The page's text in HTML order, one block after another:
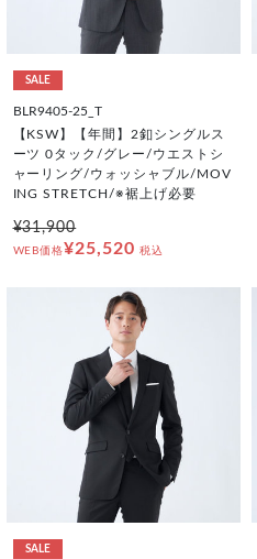
SALE
BLR9405-25_T
【KSW】【年間】2釦シングルス
ーツ 0タック/グレー/ウエストシ
ャーリング/ウォッシャブル/MOV
ING STRETCH/※裾上げ必要
¥31,900
WEB価格¥25,520 税込
SALE